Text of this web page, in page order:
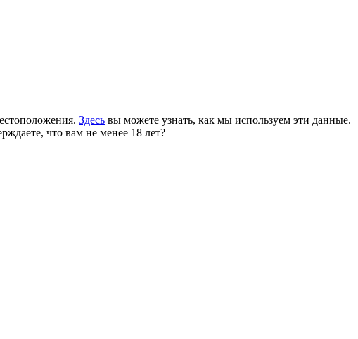
Здесь вы можете узнать, как мы используем эти данные.
что вам не менее 18 лет?